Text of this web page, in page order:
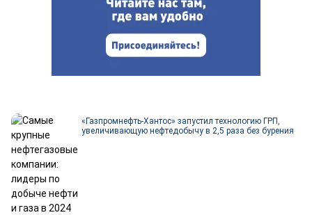
«Газпромнефть-Хантос» запустил технологию ГРП,
увеличивающую нефтедобычу в 2,5 раза без бурения